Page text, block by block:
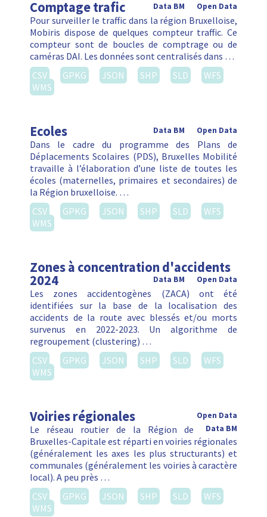
Comptage trafic Open Data
Data BM
Pour surveiller le traffic dans la région Bruxelloise,
Mobiris dispose de quelques compteur traffic. Ce
compteur sont de boucles de comptrage ou de
caméras DAI. Les données sont centralisés dans …
CSV
GPKG JSON SHP SLD
WFS
WMS
Ecoles Open Data
Data BM
Dans le cadre du programme des Plans de
Déplacements Scolaires (PDS), Bruxelles Mobilité
travaille à l’élaboration d’une liste de toutes les
écoles (maternelles, primaires et secondaires) de
la Région bruxelloise. …
CSV
GPKG JSON SHP SLD
WFS
WMS
Zones à concentration d'accidents
2024 Open Data
Data BM
Les zones accidentogènes (ZACA) ont été
identifiées sur la base de la localisation des
accidents de la route avec blessés et/ou morts
survenus en 2022-2023. Un algorithme de
regroupement (clustering) …
CSV
GPKG JSON SHP SLD
WFS
WMS
Voiries régionales
Open Data
Data BM
Le réseau routier de la Région de
Bruxelles-Capitale est réparti en voiries régionales
(généralement les axes les plus structurants) et
communales (généralement les voiries à caractère
local). A peu près …
CSV
GPKG JSON SHP SLD
WFS
WMS